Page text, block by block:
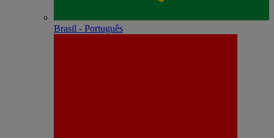
Brasil - Português